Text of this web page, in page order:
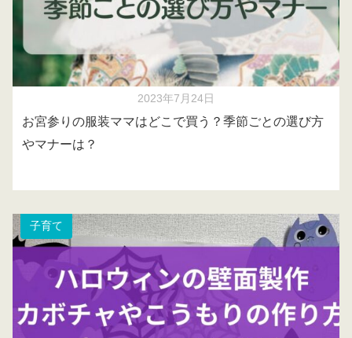
2023年7月24日
お宮参りの服装ママはどこで買う？季節ごとの選び方
やマナーは？
子育て